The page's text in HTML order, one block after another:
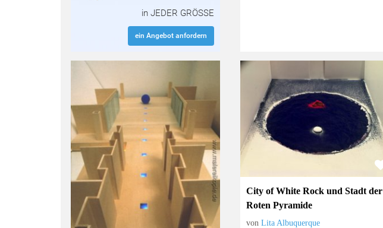
in JEDER GRÖSSE
ein Angebot anfordern
City of White Rock und Stadt der
Roten Pyramide
vonLita Albuquerque